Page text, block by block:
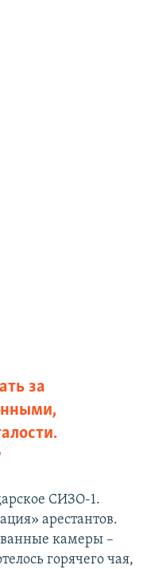
за
СИЗО-1.
арестантов.
камеры –
горячего чая,